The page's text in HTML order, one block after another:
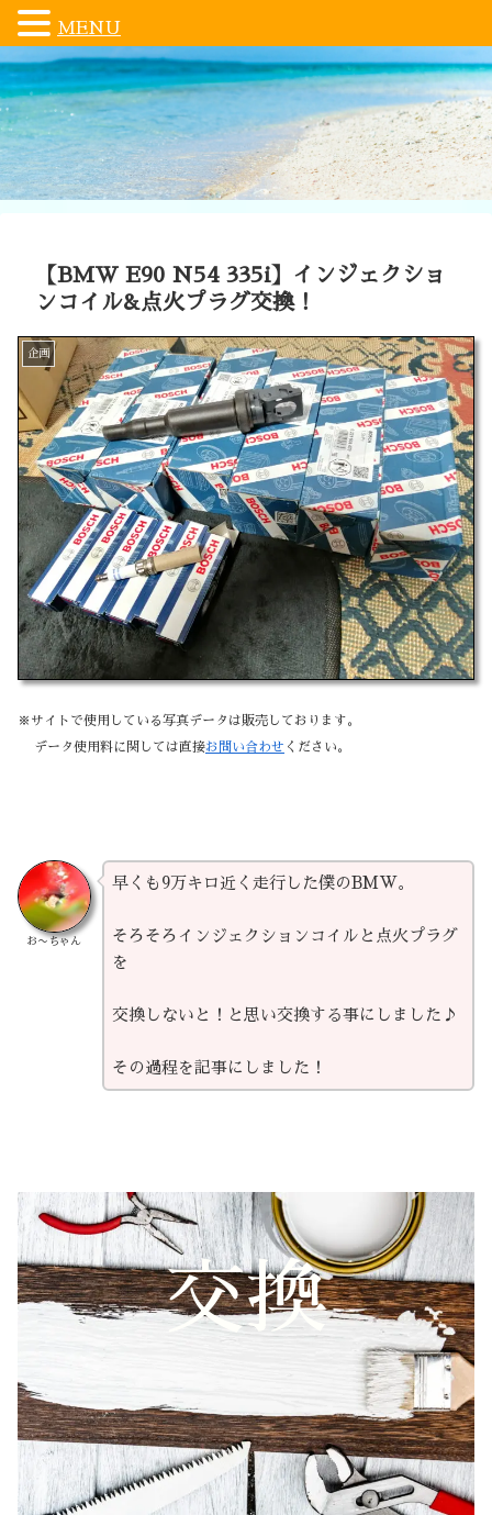
【BMW E90 N54 335i】インジェクショ
ンコイル&点火プラグ交換！
企画
※サイトで使用している写真データは販売しております。
データ使用料に関しては直接お問い合わせ ください。
お〜ちゃん
早くも9万キロ近く走行した僕のBMW。
そろそろインジェクションコイルと点火プラグ
を
交換しないと！と思い交換する事にしました♪
その過程を記事にしました！
交換
MENU